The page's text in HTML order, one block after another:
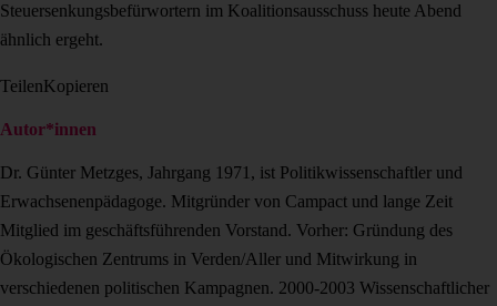
Steuersenkungsbefürwortern im Koalitionsausschuss heute Abend
ähnlich ergeht.
TeilenKopieren
Autor*innen
Dr. Günter Metzges, Jahrgang 1971, ist Politikwissenschaftler und
Erwachsenenpäda­goge. Mitgründer von Campact und lange Zeit
Mitglied im geschäftsführenden Vorstand. Vorher: Gründung des
Ökologischen Zentrums in Verden/Aller und Mitwirkung in
verschiedenen politischen Kampagnen. 2000-2003 Wissenschaftlicher